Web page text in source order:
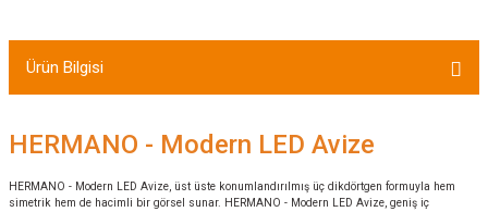
Ürün Bilgisi
HERMANO - Modern LED Avize
HERMANO - Modern LED Avize, üst üste konumlandırılmış üç dikdörtgen formuyla hem
simetrik hem de hacimli bir görsel sunar. HERMANO - Modern LED Avize, geniş iç